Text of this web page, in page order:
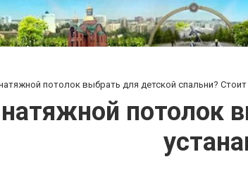
потолок выбрать для детской спальни?
потолок